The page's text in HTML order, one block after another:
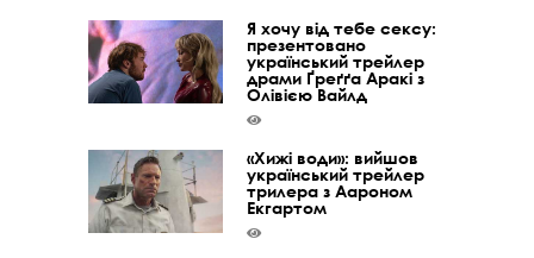
Я хочу від тебе сексу:
презентовано
український трейлер
драми Ґреґґа Аракі з
Олівією Вайлд
«Хижі води»: вийшов
український трейлер
трилера з Аароном
Екгартом